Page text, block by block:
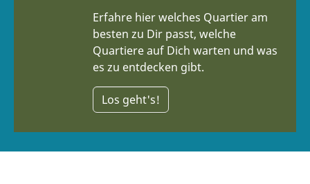
Erfahre hier welches Quartier am
besten zu Dir passt, welche
Quartiere auf Dich warten und was
es zu entdecken gibt.
Los geht's!